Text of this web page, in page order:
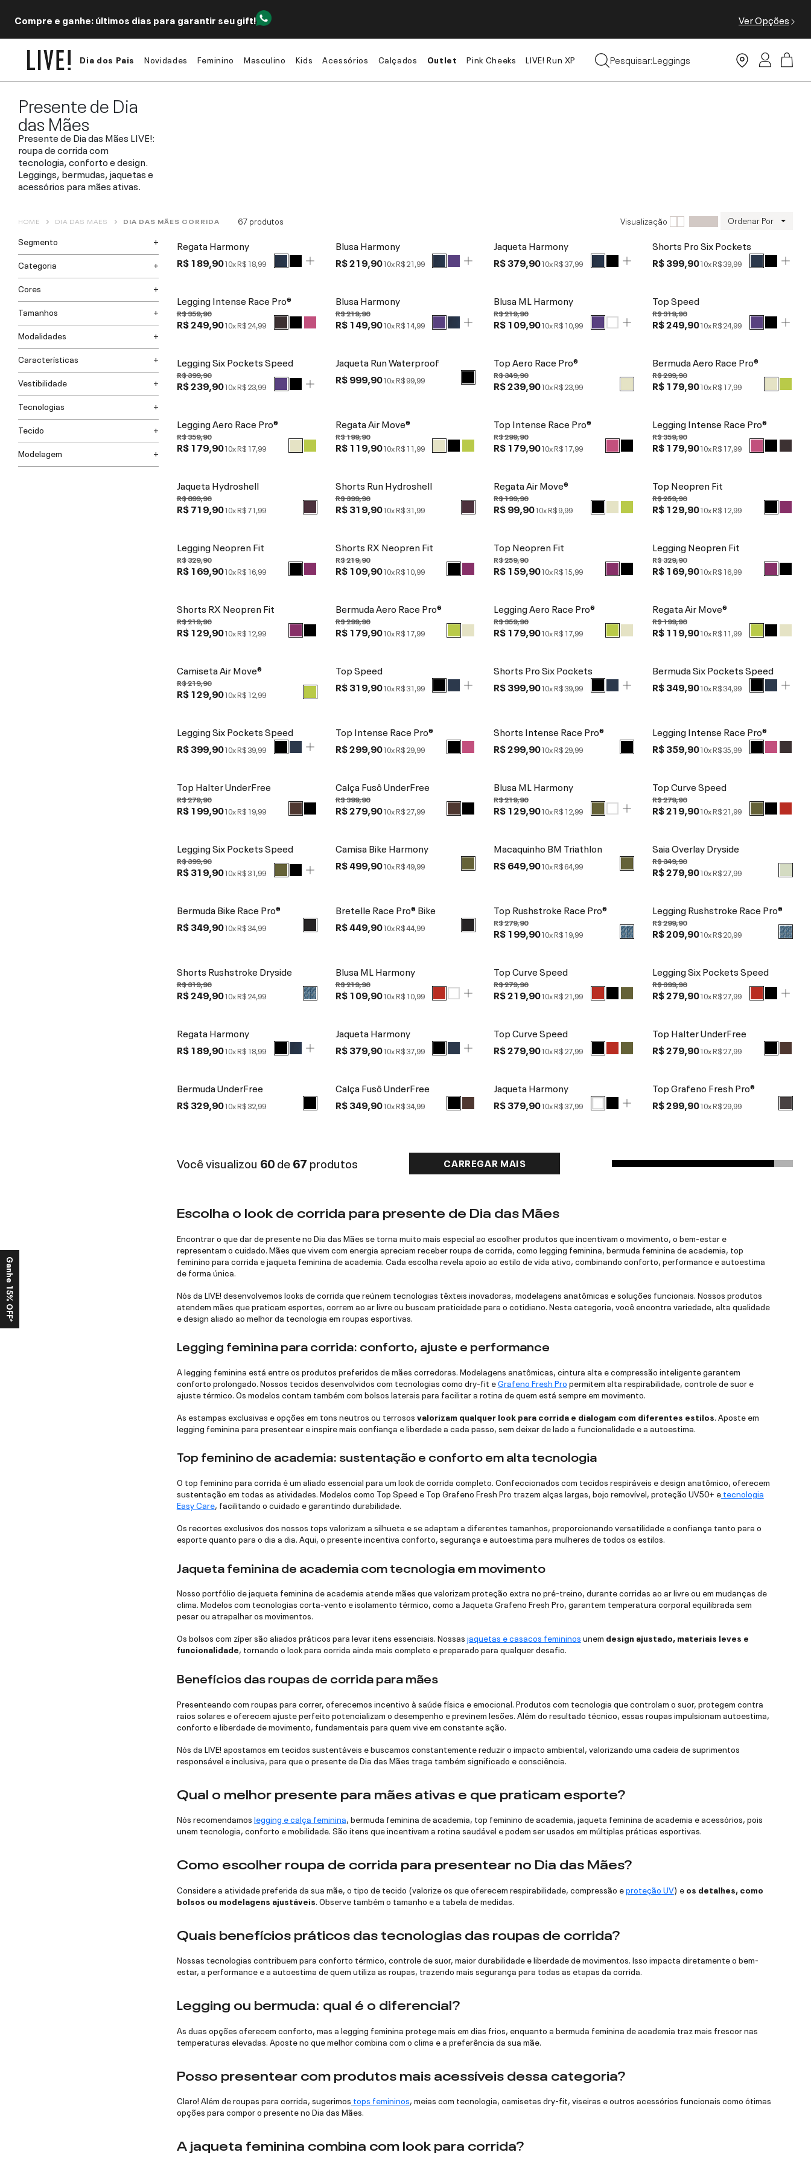
Compre e ganhe: últimos dias para garantir seu gift! Ver Opções
Dia dos Pais Novidades Feminino Masculino Kids Acessórios Calçados Outlet Pink Cheeks LIVE! Run XP Pesquisar:Moda Praia
Leggings
Presente de Dia
das Mães
Presente de Dia das Mães LIVE!:
roupa de corrida com
tecnologia, conforto e design.
Leggings, bermudas, jaquetas e
acessórios para mães ativas.
HOME DIA DAS MAES DIA DAS MÃES CORRIDA 67 produtos Visualização
Ordenar Por
Segmento
Categoria
Cores
Tamanhos
Modalidades
Características
Vestibilidade
Tecnologias
Tecido
Modelagem
Regata Harmony
R$ 189,9010xR$ 18,99
Blusa Harmony
R$ 219,9010xR$ 21,99
Jaqueta Harmony
R$ 379,9010xR$ 37,99
Shorts Pro Six Pockets
R$ 399,9010xR$ 39,99
Legging Intense Race Pro®
R$ 359,90
R$ 249,9010xR$ 24,99
Blusa Harmony
R$ 219,90
R$ 149,9010xR$ 14,99
Blusa ML Harmony
R$ 219,90
R$ 109,9010xR$ 10,99
Top Speed
R$ 319,90
R$ 249,9010xR$ 24,99
Legging Six Pockets Speed
R$ 399,90
R$ 239,9010xR$ 23,99
Jaqueta Run Waterproof
R$ 999,9010xR$ 99,99
Top Aero Race Pro®
R$ 349,90
R$ 239,9010xR$ 23,99
Bermuda Aero Race Pro®
R$ 299,90
R$ 179,9010xR$ 17,99
Legging Aero Race Pro®
R$ 359,90
R$ 179,9010xR$ 17,99
Regata Air Move®
R$ 199,90
R$ 119,9010xR$ 11,99
Top Intense Race Pro®
R$ 299,90
R$ 179,9010xR$ 17,99
Legging Intense Race Pro®
R$ 359,90
R$ 179,9010xR$ 17,99
Jaqueta Hydroshell
R$ 899,90
R$ 719,9010xR$ 71,99
Shorts Run Hydroshell
R$ 399,90
R$ 319,9010xR$ 31,99
Regata Air Move®
R$ 199,90
R$ 99,9010xR$ 9,99
Top Neopren Fit
R$ 259,90
R$ 129,9010xR$ 12,99
Legging Neopren Fit
R$ 329,90
R$ 169,9010xR$ 16,99
Shorts RX Neopren Fit
R$ 219,90
R$ 109,9010xR$ 10,99
Top Neopren Fit
R$ 259,90
R$ 159,9010xR$ 15,99
Legging Neopren Fit
R$ 329,90
R$ 169,9010xR$ 16,99
Shorts RX Neopren Fit
R$ 219,90
R$ 129,9010xR$ 12,99
Bermuda Aero Race Pro®
R$ 299,90
R$ 179,9010xR$ 17,99
Legging Aero Race Pro®
R$ 359,90
R$ 179,9010xR$ 17,99
Regata Air Move®
R$ 199,90
R$ 119,9010xR$ 11,99
Camiseta Air Move®
R$ 219,90
R$ 129,9010xR$ 12,99
Top Speed
R$ 319,9010xR$ 31,99
Shorts Pro Six Pockets
R$ 399,9010xR$ 39,99
Bermuda Six Pockets Speed
R$ 349,9010xR$ 34,99
Legging Six Pockets Speed
R$ 399,9010xR$ 39,99
Top Intense Race Pro®
R$ 299,9010xR$ 29,99
Shorts Intense Race Pro®
R$ 299,9010xR$ 29,99
Legging Intense Race Pro®
R$ 359,9010xR$ 35,99
Top Halter UnderFree
R$ 279,90
R$ 199,9010xR$ 19,99
Calça Fusô UnderFree
R$ 399,90
R$ 279,9010xR$ 27,99
Blusa ML Harmony
R$ 219,90
R$ 129,9010xR$ 12,99
Top Curve Speed
R$ 279,90
R$ 219,9010xR$ 21,99
Legging Six Pockets Speed
R$ 399,90
R$ 319,9010xR$ 31,99
Camisa Bike Harmony
R$ 499,9010xR$ 49,99
Macaquinho BM Triathlon
R$ 649,9010xR$ 64,99
Saia Overlay Dryside
R$ 349,90
R$ 279,9010xR$ 27,99
Bermuda Bike Race Pro®
R$ 349,9010xR$ 34,99
Bretelle Race Pro® Bike
R$ 449,9010xR$ 44,99
Top Rushstroke Race Pro®
R$ 279,90
R$ 199,9010xR$ 19,99
Legging Rushstroke Race Pro®
R$ 299,90
R$ 209,9010xR$ 20,99
Shorts Rushstroke Dryside
R$ 319,90
R$ 249,9010xR$ 24,99
Blusa ML Harmony
R$ 219,90
R$ 109,9010xR$ 10,99
Top Curve Speed
R$ 279,90
R$ 219,9010xR$ 21,99
Legging Six Pockets Speed
R$ 399,90
R$ 279,9010xR$ 27,99
Regata Harmony
R$ 189,9010xR$ 18,99
Jaqueta Harmony
R$ 379,9010xR$ 37,99
Top Curve Speed
R$ 279,9010xR$ 27,99
Top Halter UnderFree
R$ 279,9010xR$ 27,99
Bermuda UnderFree
R$ 329,9010xR$ 32,99
Calça Fusô UnderFree
R$ 349,9010xR$ 34,99
Jaqueta Harmony
R$ 379,9010xR$ 37,99
Top Grafeno Fresh Pro®
R$ 299,9010xR$ 29,99
Você visualizou 60de67produtos CARREGAR MAIS
Escolha o look de corrida para presente de Dia das Mães
Encontrar o que dar de presente no Dia das Mães se torna muito mais especial ao escolher produtos que incentivam o movimento, o bem-estar e
representam o cuidado. Mães que vivem com energia apreciam receber roupa de corrida, como legging feminina, bermuda feminina de academia, top
feminino para corrida e jaqueta feminina de academia. Cada escolha revela apoio ao estilo de vida ativo, combinando conforto, performance e autoestima
de forma única.
Nós da LIVE! desenvolvemos looks de corrida que reúnem tecnologias têxteis inovadoras, modelagens anatômicas e soluções funcionais. Nossos produtos
atendem mães que praticam esportes, correm ao ar livre ou buscam praticidade para o cotidiano. Nesta categoria, você encontra variedade, alta qualidade
e design aliado ao melhor da tecnologia em roupas esportivas.
Legging feminina para corrida: conforto, ajuste e performance
A legging feminina está entre os produtos preferidos de mães corredoras. Modelagens anatômicas, cintura alta e compressão inteligente garantem
conforto prolongado. Nossos tecidos desenvolvidos com tecnologias como dry-fit eGrafeno Fresh Pro permitem alta respirabilidade, controle de suor e
ajuste térmico. Os modelos contam também com bolsos laterais para facilitar a rotina de quem está sempre em movimento.
As estampas exclusivas e opções em tons neutros ou terrosos valorizam qualquer look para corrida e dialogam com diferentes estilos . Aposte em
legging feminina para presentear e inspire mais confiança e liberdade a cada passo, sem deixar de lado a funcionalidade e a autoestima.
Top feminino de academia: sustentação e conforto em alta tecnologia
O top feminino para corrida é um aliado essencial para um look de corrida completo. Confeccionados com tecidos respiráveis e design anatômico, oferecem
sustentação em todas as atividades. Modelos como Top Speed e Top Grafeno Fresh Pro trazem alças largas, bojo removível, proteção UV50+ etecnologia
Easy Care, facilitando o cuidado e garantindo durabilidade.
Os recortes exclusivos dos nossos tops valorizam a silhueta e se adaptam a diferentes tamanhos, proporcionando versatilidade e confiança tanto para o
esporte quanto para o dia a dia. Aqui, o presente incentiva conforto, segurança e autoestima para mulheres de todos os estilos.
Jaqueta feminina de academia com tecnologia em movimento
Nosso portfólio de jaqueta feminina de academia atende mães que valorizam proteção extra no pré-treino, durante corridas ao ar livre ou em mudanças de
clima. Modelos com tecnologias corta-vento e isolamento térmico, como a Jaqueta Grafeno Fresh Pro, garantem temperatura corporal equilibrada sem
pesar ou atrapalhar os movimentos.
Os bolsos com zíper são aliados práticos para levar itens essenciais. Nossas jaquetas e casacos femininos unem design ajustado, materiais leves e
funcionalidade, tornando o look para corrida ainda mais completo e preparado para qualquer desafio.
Benefícios das roupas de corrida para mães
Presenteando com roupas para correr, oferecemos incentivo à saúde física e emocional. Produtos com tecnologia que controlam o suor, protegem contra
raios solares e oferecem ajuste perfeito potencializam o desempenho e previnem lesões. Além do resultado técnico, essas roupas impulsionam autoestima,
conforto e liberdade de movimento, fundamentais para quem vive em constante ação.
Nós da LIVE! apostamos em tecidos sustentáveis e buscamos constantemente reduzir o impacto ambiental, valorizando uma cadeia de suprimentos
responsável e inclusiva, para que o presente de Dia das Mães traga também significado e consciência.
Qual o melhor presente para mães ativas e que praticam esporte?
Nós recomendamos legging e calça feminina, bermuda feminina de academia, top feminino de academia, jaqueta feminina de academia e acessórios, pois
unem tecnologia, conforto e mobilidade. São itens que incentivam a rotina saudável e podem ser usados em múltiplas práticas esportivas.
Como escolher roupa de corrida para presentear no Dia das Mães?
Considere a atividade preferida da sua mãe, o tipo de tecido (valorize os que oferecem respirabilidade, compressão eproteção UV) eos detalhes, como
bolsos ou modelagens ajustáveis . Observe também o tamanho e a tabela de medidas.
Quais benefícios práticos das tecnologias das roupas de corrida?
Nossas tecnologias contribuem para conforto térmico, controle de suor, maior durabilidade e liberdade de movimentos. Isso impacta diretamente o bem-
estar, a performance e a autoestima de quem utiliza as roupas, trazendo mais segurança para todas as etapas da corrida.
Legging ou bermuda: qual é o diferencial?
As duas opções oferecem conforto, mas a legging feminina protege mais em dias frios, enquanto a bermuda feminina de academia traz mais frescor nas
temperaturas elevadas. Aposte no que melhor combina com o clima e a preferência da sua mãe.
Posso presentear com produtos mais acessíveis dessa categoria?
Claro! Além de roupas para corrida, sugerimos tops femininos, meias com tecnologia, camisetas dry-fit, viseiras e outros acessórios funcionais como ótimas
opções para compor o presente no Dia das Mães.
A jaqueta feminina combina com look para corrida?
Ganhe 15% OFF*